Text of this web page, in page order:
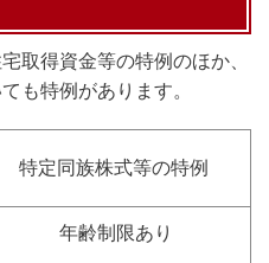
取得資金等の特例のほか、
も特例があります。
特定同族株式等の特例
年齢制限あり